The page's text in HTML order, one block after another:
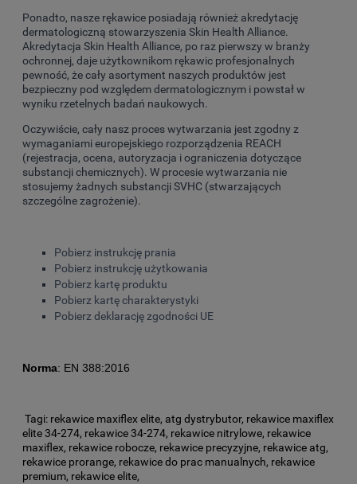
Ponadto, nasze rękawice posiadają również akredytację
dermatologiczną stowarzyszenia Skin Health Alliance.
Akredytacja Skin Health Alliance, po raz pierwszy w branży
ochronnej, daje użytkownikom rękawic profesjonalnych
pewność, że cały asortyment naszych produktów jest
bezpieczny pod względem dermatologicznym i powstał w
wyniku rzetelnych badań naukowych.
Oczywiście, cały nasz proces wytwarzania jest zgodny z
wymaganiami europejskiego rozporządzenia REACH
(rejestracja, ocena, autoryzacja i ograniczenia dotyczące
substancji chemicznych). W procesie wytwarzania nie
stosujemy żadnych substancji SVHC (stwarzających
szczególne zagrożenie).
Pobierz instrukcję prania
Pobierz instrukcję użytkowania
Pobierz kartę produktu
Pobierz kartę charakterystyki
Pobierz deklarację zgodności UE
Norma: EN 388:2016
Tagi: rekawice maxiflex elite, atg dystrybutor, rekawice maxiflex
elite 34-274, rekawice 34-274, rekawice nitrylowe, rekawice
maxiflex, rekawice robocze, rekawice precyzyjne, rekawice atg,
rekawice prorange, rekawice do prac manualnych, rekawice
premium, rekawice elite,